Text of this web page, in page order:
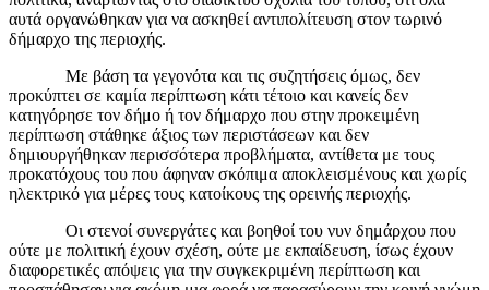
αυτά οργανώθηκαν για να ασκηθεί αντιπολίτευση στον τωρινό
δήμαρχο της περιοχής.
Με βάση τα γεγονότα και τις συζητήσεις όμως, δεν
προκύπτει σε καμία περίπτωση κάτι τέτοιο και κανείς δεν
κατηγόρησε τον δήμο ή τον δήμαρχο που στην προκειμένη
περίπτωση στάθηκε άξιος των περιστάσεων και δεν
δημιουργήθηκαν περισσότερα προβλήματα, αντίθετα με τους
προκατόχους του που άφηναν σκόπιμα αποκλεισμένους και χωρίς
ηλεκτρικό για μέρες τους κατοίκους της ορεινής περιοχής.
Οι στενοί συνεργάτες και βοηθοί του νυν δημάρχου που
ούτε με πολιτική έχουν σχέση, ούτε με εκπαίδευση, ίσως έχουν
διαφορετικές απόψεις για την συγκεκριμένη περίπτωση και